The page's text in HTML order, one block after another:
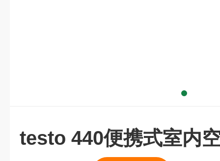
testo 440便携式室内